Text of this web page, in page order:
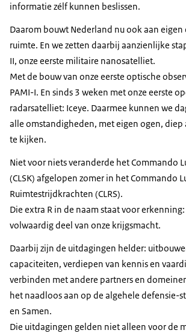
informatie zélf kunnen beslissen.
Daarom bouwt Nederland nu ook aan
ruimte. En we zetten daarbij aanzienlijke
II, onze eerste militaire nanosatelliet.
Met de bouw van onze eerste optische
PAMI-I. En sinds 3 weken met onze eerste
radarsatelliet: Iceye. Daarmee kunnen we
alle omstandigheden, met eigen ogen,
te kijken.
Niet voor niets veranderde het Commando
(CLSK) afgelopen zomer in het Commando
Ruimtestrijdkrachten (CLRS).
Die extra R in de naam staat voor
volwaardig deel van onze krijgsmacht.
Daarbij zijn de uitdagingen helder:
capaciteiten, verdiepen van kennis en
verbinden met andere partners en
het naadloos aan op de algehele defensie-
en Samen.
Die uitdagingen gelden niet alleen voor de